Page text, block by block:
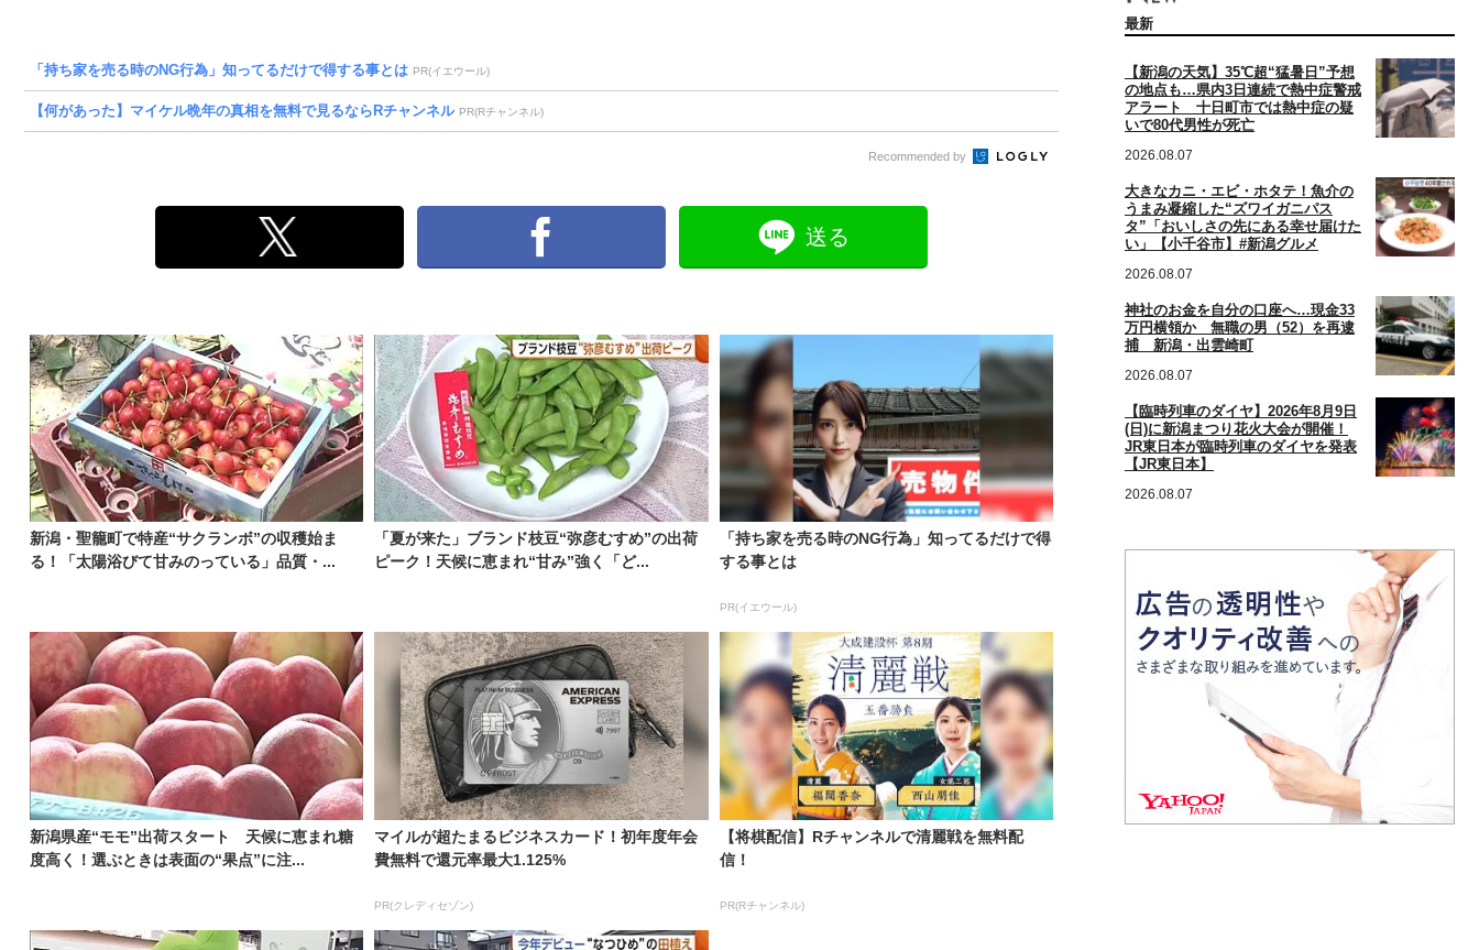
「持ち家を売る時のNG行為」知ってるだけで得する事とは PR(イエウール)
【何があった】マイケル晩年の真相を無料で見るならRチャンネル PR(Rチャンネル)
Recommended by
送る
新潟・聖籠町で特産“サクランボ”の収穫始ま
る！「太陽浴びて甘みのっている」品質・...
「夏が来た」ブランド枝豆“弥彦むすめ”の出荷
ピーク！天候に恵まれ“甘み”強く「ど...
「持ち家を売る時のNG行為」知ってるだけで得
する事とは
PR(イエウール)
新潟県産“モモ”出荷スタート 天候に恵まれ糖
度高く！選ぶときは表面の“果点”に注...
マイルが超たまるビジネスカード！初年度年会
費無料で還元率最大1.125%
PR(クレディセゾン)
【将棋配信】Rチャンネルで清麗戦を無料配
信！
PR(Rチャンネル)
最新
【新潟の天気】35℃超“猛暑日”予想
の地点も…県内3日連続で熱中症警戒
アラート 十日町市では熱中症の疑
いで80代男性が死亡
2026.08.07
大きなカニ・エビ・ホタテ！魚介の
うまみ凝縮した“ズワイガニパス
タ”「おいしさの先にある幸せ届けた
い」【小千谷市】#新潟グルメ
2026.08.07
神社のお金を自分の口座へ…現金33
万円横領か 無職の男（52）を再逮
捕 新潟・出雲崎町
2026.08.07
【臨時列車のダイヤ】2026年8月9日
(日)に新潟まつり花火大会が開催！
JR東日本が臨時列車のダイヤを発表
【JR東日本】
2026.08.07